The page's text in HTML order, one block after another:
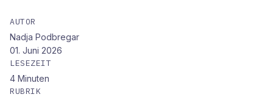
AUTOR
Nadja Podbregar
01. Juni 2026
LESEZEIT
4 Minuten
RUBRIK